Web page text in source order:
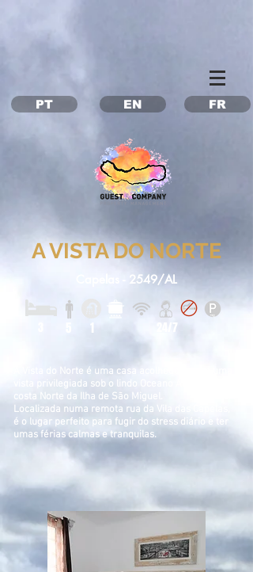
PT EN FR
A VISTA DO NORTE
Capelas - 2549/AL
1 24/7
A Vista do Norte é uma casa acolhedora com uma
vista privilegiada sob o lindo Oceano Atlântico e a
costa Norte da Ilha de São Miguel.
Localizada numa remota rua da Vila das Capelas,
é o lugar perfeito para fugir do stress diário e ter
umas férias calmas e tranquilas.